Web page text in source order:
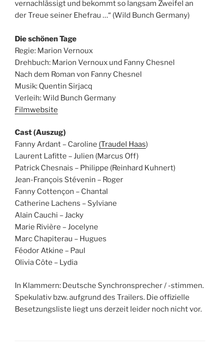
vernachlässigt und bekommt so langsam Zweifel an
der Treue seiner Ehefrau …“ (Wild Bunch Germany)
Die schönen Tage
Regie: Marion Vernoux
Drehbuch: Marion Vernoux und Fanny Chesnel
Nach dem Roman von Fanny Chesnel
Musik: Quentin Sirjacq
Verleih: Wild Bunch Germany
Filmwebsite
Cast (Auszug)
Fanny Ardant – Caroline (Traudel Haas)
Laurent Lafitte – Julien (Marcus Off)
Patrick Chesnais – Philippe (Reinhard Kuhnert)
Jean-François Stévenin – Roger
Fanny Cottençon – Chantal
Catherine Lachens – Sylviane
Alain Cauchi – Jacky
Marie Rivière – Jocelyne
Marc Chapiterau – Hugues
Féodor Atkine – Paul
Olivia Côte – Lydia
In Klammern: Deutsche Synchronsprecher / -stimmen.
Spekulativ bzw. aufgrund des Trailers. Die offizielle
Besetzungsliste liegt uns derzeit leider noch nicht vor.